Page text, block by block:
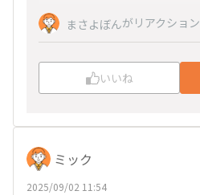
まさよぼんがリアクション
いいね
ミック
2025/09/02 11:54